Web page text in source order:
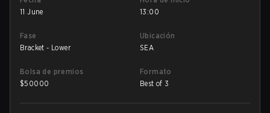
11 June
13:00
Fase
Bracket - Lower
Ubicación
SEA
Bolsa de premios
$50000
Formato
Best of 3